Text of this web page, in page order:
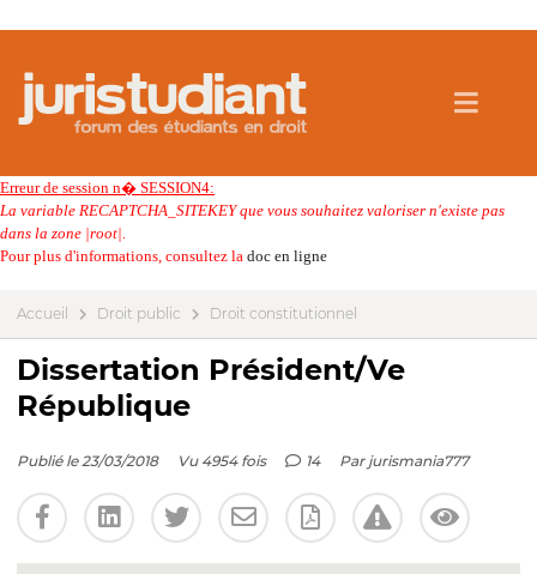
Erreur de session n� SESSION4:
La variable RECAPTCHA_SITEKEY que vous souhaitez valoriser n'existe pas
dans la zone |root|.
Pour plus d'informations, consultez la doc en ligne
Accueil Droit public Droit constitutionnel
Dissertation Président/Ve
République
Publié le 23/03/2018 Vu 4954 fois 14 Par jurismania777